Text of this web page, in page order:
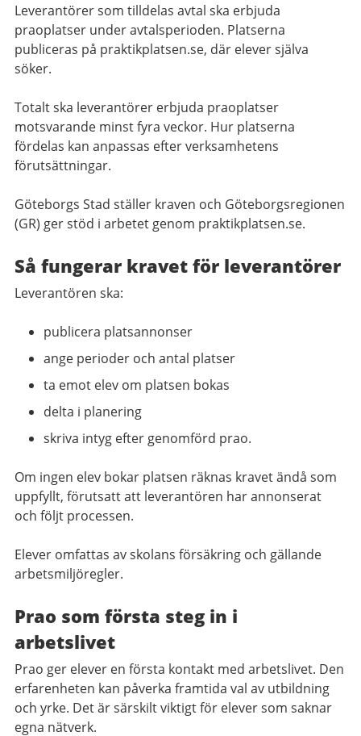
Leverantörer som tilldelas avtal ska erbjuda
praoplatser under avtalsperioden. Platserna
publiceras på praktikplatsen.se, där elever själva
söker.
Totalt ska leverantörer erbjuda praoplatser
motsvarande minst fyra veckor. Hur platserna
fördelas kan anpassas efter verksamhetens
förutsättningar.
Göteborgs Stad ställer kraven och Göteborgsregionen
(GR) ger stöd i arbetet genom praktikplatsen.se.
Så fungerar kravet för leverantörer
Leverantören ska:
publicera platsannonser
ange perioder och antal platser
ta emot elev om platsen bokas
delta i planering
skriva intyg efter genomförd prao.
Om ingen elev bokar platsen räknas kravet ändå som
uppfyllt, förutsatt att leverantören har annonserat
och följt processen.
Elever omfattas av skolans försäkring och gällande
arbetsmiljöregler.
Prao som första steg in i
arbetslivet
Prao ger elever en första kontakt med arbetslivet. Den
erfarenheten kan påverka framtida val av utbildning
och yrke. Det är särskilt viktigt för elever som saknar
egna nätverk.